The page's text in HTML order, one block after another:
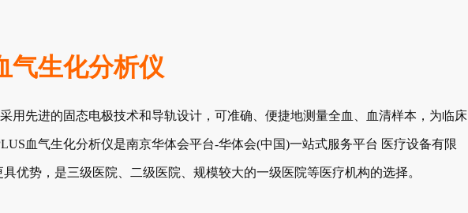
气生化分析仪
用先进的固态电极技术和导轨设计，可准确、便捷地测量全血、血清样本，为临床
血气生化分析仪是南京华体会平台-华体会(中国)一站式服务平台 医疗设备有限
优势，是三级医院、二级医院、规模较大的一级医院等医疗机构的选择。